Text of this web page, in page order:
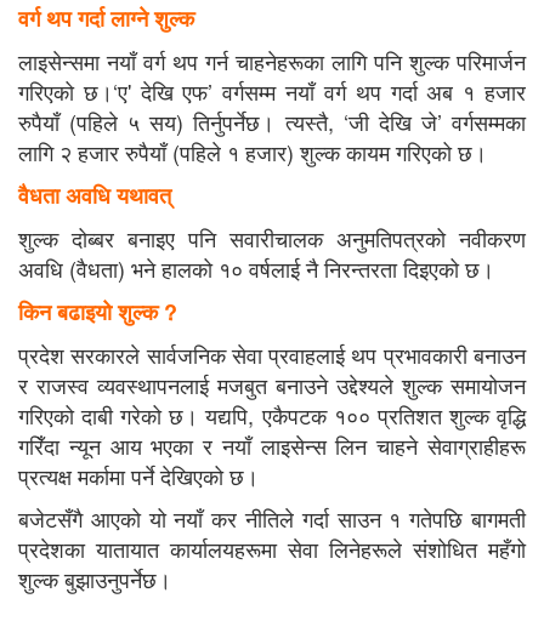
वर्ग थप गर्दा लाग्ने शुल्क
लाइसेन्समा नयाँ वर्ग थप गर्न चाहनेहरूका लागि पनि शुल्क परिमार्जन
गरिएको छ।‘ए' देखि एफ’ वर्गसम्म नयाँ वर्ग थप गर्दा अब १ हजार
रुपैयाँ (पहिले ५ सय) तिर्नुपर्नेछ। त्यस्तै, ‘जी देखि जे’ वर्गसम्मका
लागि २ हजार रुपैयाँ (पहिले १ हजार) शुल्क कायम गरिएको छ।
वैधता अवधि यथावत्
शुल्क दोब्बर बनाइए पनि सवारीचालक अनुमतिपत्रको नवीकरण
अवधि (वैधता) भने हालको १० वर्षलाई नै निरन्तरता दिइएको छ।
किन बढाइयो शुल्क ?
प्रदेश सरकारले सार्वजनिक सेवा प्रवाहलाई थप प्रभावकारी बनाउन
र राजस्व व्यवस्थापनलाई मजबुत बनाउने उद्देश्यले शुल्क समायोजन
गरिएको दाबी गरेको छ। यद्यपि, एकैपटक १०० प्रतिशत शुल्क वृद्धि
गरिँदा न्यून आय भएका र नयाँ लाइसेन्स लिन चाहने सेवाग्राहीहरू
प्रत्यक्ष मर्कामा पर्ने देखिएको छ।
बजेटसँगै आएको यो नयाँ कर नीतिले गर्दा साउन १ गतेपछि बागमती
प्रदेशका यातायात कार्यालयहरूमा सेवा लिनेहरूले संशोधित महँगो
शुल्क बुझाउनुपर्नेछ।